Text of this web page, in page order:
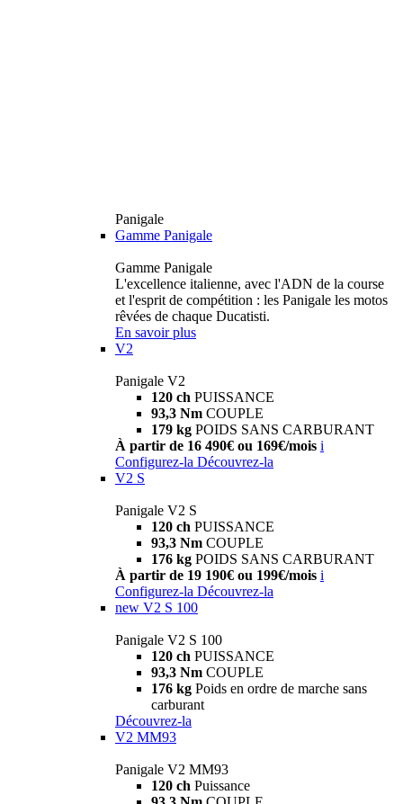
Panigale
Gamme Panigale
Gamme Panigale
L'excellence italienne, avec l'ADN de la course
et l'esprit de compétition : les Panigale les motos
rêvées de chaque Ducatisti.
En savoir plus
V2
Panigale V2
120 ch PUISSANCE
93,3 Nm COUPLE
179 kg POIDS SANS CARBURANT
À partir de 16 490€ ou 169€/mois i
Configurez-la Découvrez-la
V2 S
Panigale V2 S
120 ch PUISSANCE
93,3 Nm COUPLE
176 kg POIDS SANS CARBURANT
À partir de 19 190€ ou 199€/mois i
Configurez-la Découvrez-la
new V2 S 100
Panigale V2 S 100
120 ch PUISSANCE
93,3 Nm COUPLE
176 kg Poids en ordre de marche sans
carburant
Découvrez-la
V2 MM93
Panigale V2 MM93
120 ch Puissance